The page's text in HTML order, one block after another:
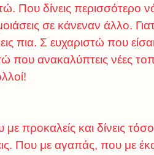
Που δίνεις περισσότερο
σε κάνεναν άλλο.
πια. Σ ευχαριστώ που
που ανακαλύπτεις νέες
προκαλείς και δίνεις
Που με αγαπάς, που με